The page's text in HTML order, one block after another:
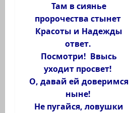
Там в сиянье
пророчества стынет
Красоты и Надежды
ответ.
Посмотри! Ввысь
уходит просвет!
О, давай ей доверимся
ныне!
Не пугайся, ловушки